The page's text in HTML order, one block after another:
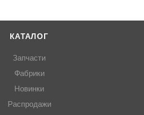
КАТАЛОГ
Запчасти
Фабрики
Новинки
Распродажи